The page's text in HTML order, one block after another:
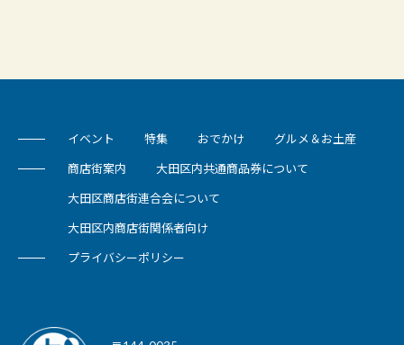
イベント 特集 おでかけ グルメ＆お土産
商店街案内 大田区内共通商品券について
大田区商店街連合会について
大田区内商店街関係者向け
プライバシーポリシー